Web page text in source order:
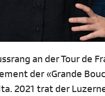
an der Tour de
der «Grande
2021 trat der